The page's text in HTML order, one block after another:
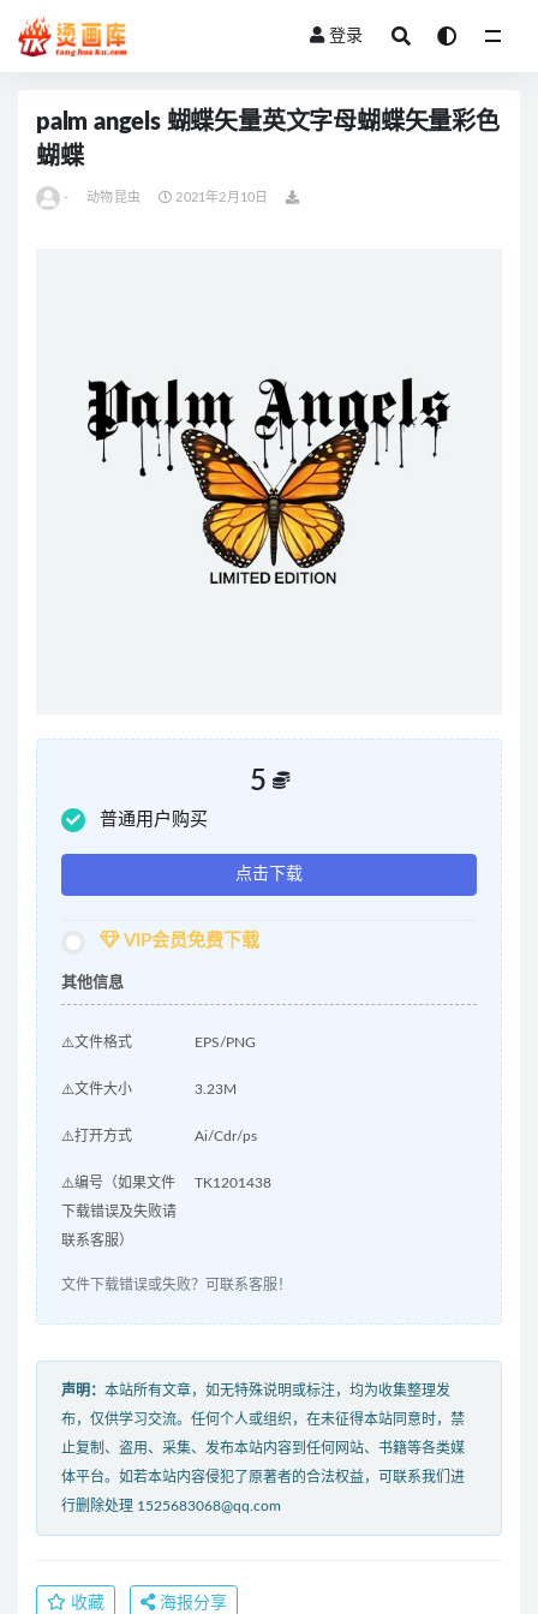
登录
palm angels 蝴蝶矢量英文字母蝴蝶矢量彩色
蝴蝶
- 动物昆虫 2021年2月10日
5
普通用户购买
点击下载
VIP会员免费下载
其他信息
⚠️文件格式 EPS/PNG
⚠️文件大小 3.23M
⚠️打开方式 Ai/Cdr/ps
⚠️编号（如果文件
下载错误及失败请
联系客服）
TK1201438
文件下载错误或失败？可联系客服！
声明： 本站所有文章，如无特殊说明或标注，均为收集整理发
布，仅供学习交流。任何个人或组织，在未征得本站同意时，禁
止复制、盗用、采集、发布本站内容到任何网站、书籍等各类媒
体平台。如若本站内容侵犯了原著者的合法权益，可联系我们进
行删除处理 1525683068@qq.com
收藏 海报分享